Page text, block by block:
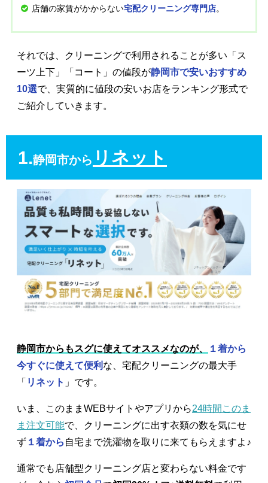
店舗の家賃がかからない宅配クリーニング専門店。
それでは、クリーニングで利用されることが多い「ス
ーツ上下」「コート」の値段が静岡市で安いおすすめ
10選で、実質的に値段の安いお店をランキング形式で
ご紹介していきます。
1.静岡市から リネット
静岡市からもスグに使えてオススメなのが、
１着から
今すぐに使えて便利 な、宅配クリーニングの最大手
「 リネット 」です。
いま、このままWEBサイトやアプリから24時間このま
ま注文可能で、クリーニングに出す衣類の数を気にせ
ず １着から 自宅まで洗濯物を取りに来てもらえますよ♪
通常でも店舗型クリーニング店と変わらない料金です